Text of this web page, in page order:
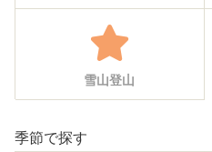
雪山登山
季節で探す